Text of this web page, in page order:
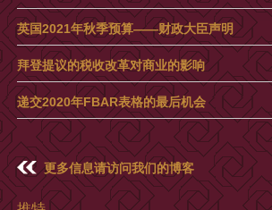
英国2021年秋季预算——财政大臣声明
拜登提议的税收改革对商业的影响
递交2020年FBAR表格的最后机会
更多信息请访问我们的博客